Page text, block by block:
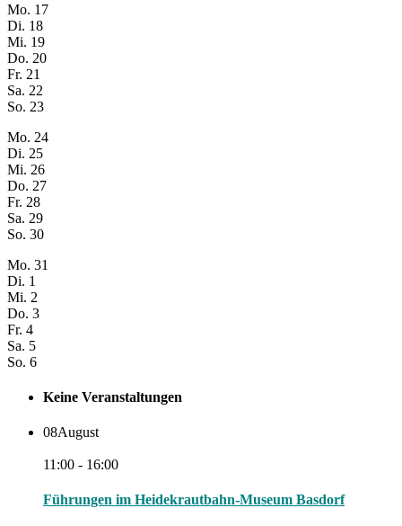
Mo. 17
Di. 18
Mi. 19
Do. 20
Fr. 21
Sa. 22
So. 23
Mo. 24
Di. 25
Mi. 26
Do. 27
Fr. 28
Sa. 29
So. 30
Mo. 31
Di. 1
Mi. 2
Do. 3
Fr. 4
Sa. 5
So. 6
Keine Veranstaltungen
08August
11:00 - 16:00
Führungen im Heidekrautbahn-Museum Basdorf